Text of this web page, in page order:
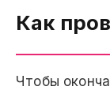
Как
Чтобы